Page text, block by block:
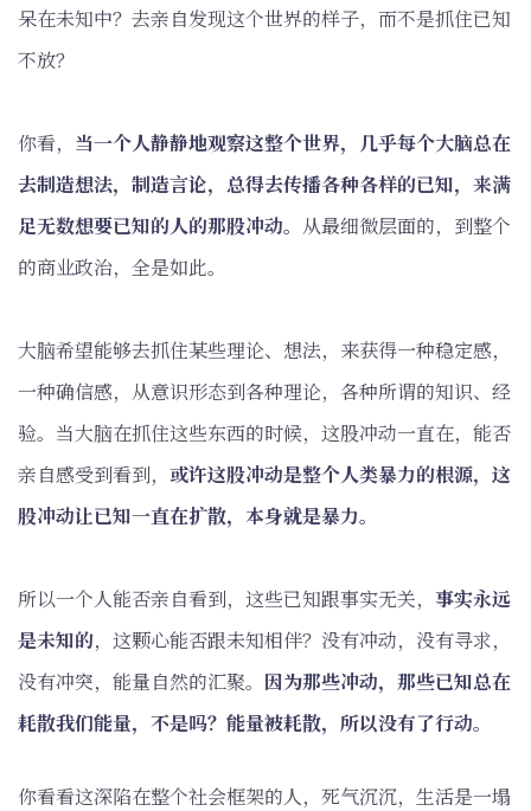
呆在未知中？去亲自发现这个世界的样子，而不是抓住已知
不放？
你看， 当一个人静静地观察这整个世界，几乎每个大脑总在
去制造想法，制造言论，总得去传播各种各样的已知，来满
足无数想要已知的人的那股冲动。 从最细微层面的，到整个
的商业政治，全是如此。
大脑希望能够去抓住某些理论、想法，来获得一种稳定感，
一种确信感，从意识形态到各种理论，各种所谓的知识、经
验。当大脑在抓住这些东西的时候，这股冲动一直在，能否
亲自感受到看到， 或许这股冲动是整个人类暴力的根源，这
股冲动让已知一直在扩散，本身就是暴力。
所以一个人能否亲自看到，这些已知跟事实无关， 事实永远
是未知的，这颗心能否跟未知相伴？没有冲动，没有寻求，
没有冲突，能量自然的汇聚。 因为那些冲动，那些已知总在
耗散我们能量，不是吗？能量被耗散，所以没有了行动。
你看看这深陷在整个社会框架的人，死气沉沉，生活是一塌